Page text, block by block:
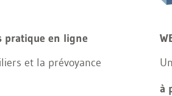
pratique en ligne
et la prévoyance
à